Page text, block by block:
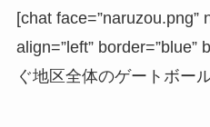
[chat face=”naruzou.png”
align=”left” border=”blue”
ぐ地区全体のゲートボー